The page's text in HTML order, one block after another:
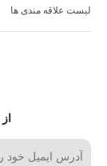
لیست علاقه مندی ها